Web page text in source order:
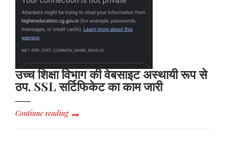
उच्च शिक्षा विभाग की वेबसाइट अस्थायी रूप से
ठप, SSL सर्टिफिकेट का काम जारी
Continue reading